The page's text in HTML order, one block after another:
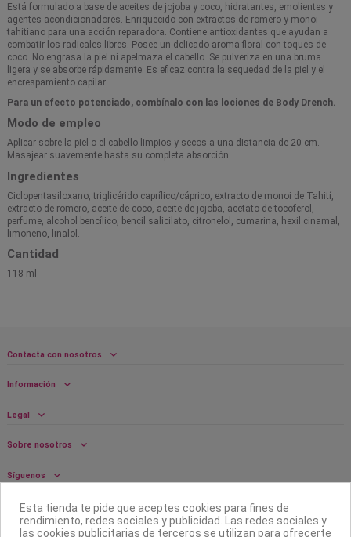
Está formulado a base de aceites de jojoba y coco, hidratantes, emolientes y
agentes acondicionadores. Enriquecido con extractos de romero y monoi
tahitiano para una acción reparadora. Contiene antioxidantes que ayudan a
combatir los radicales libres. Posee un delicado aroma floral con toques de
coco. No engrasa la piel ni apelmaza el cabello. Se pulveriza en una bruma
ligera y se absorbe rápidamente. Es eficaz contra la sequedad de la piel y el
encrespamiento capilar.
Para un efecto potenciado, combínalo con las lociones de Body Drench.
Modo de empleo
Aplicar sobre la piel o el cabello limpios y secos a una distancia de 20 cm.
Masajear suavemente hasta su completa absorción.
Ingredientes
Ciclopentasiloxano, triglicérido caprílico/cáprico, extracto de monoi de Tahití,
extracto de romero, aceite de coco, aceite de jojoba, acetato de tocoferol,
perfume, alcohol bencílico, bencil salicilato, citronelol, cumarina, hexil cinamal,
limoneno, linalol.
Cantidad
118 ml
Contacta con nosotros
Información
Legal
Sobre nosotros
Síguenos
Boletín
Esta tienda te pide que aceptes cookies para fines de
rendimiento, redes sociales y publicidad. Las redes sociales y
las cookies publicitarias de terceros se utilizan para ofrecerte